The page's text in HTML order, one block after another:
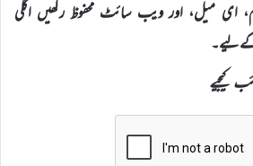
ای میل، اور ویب سائٹ محفوظ رکھیں اگلی
کیجیے